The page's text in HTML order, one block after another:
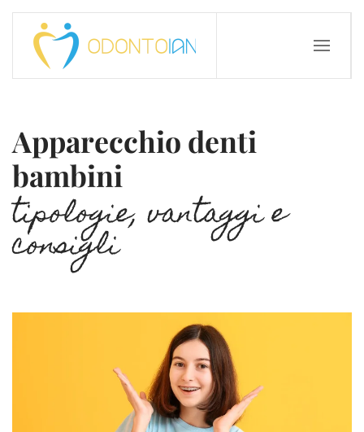
Apparecchio denti
bambini
tipologie, vantaggi e
consigli